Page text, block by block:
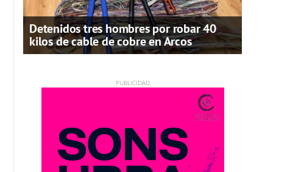
Detenidos tres hombres por robar 40
kilos de cable de cobre en Arcos